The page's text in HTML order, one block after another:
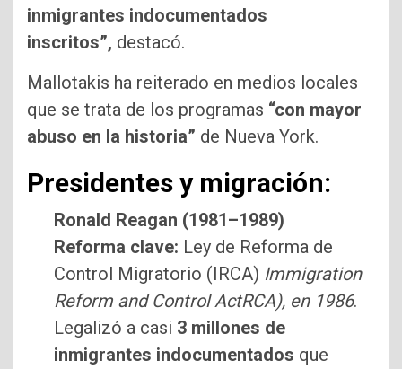
inmigrantes indocumentados
inscritos”, destacó.
Mallotakis ha reiterado en medios locales
que se trata de los programas “con mayor
abuso en la historia” de Nueva York.
Presidentes y migración:
Ronald Reagan (1981–1989)
Reforma clave: Ley de Reforma de
Control Migratorio (IRCA) Immigration
Reform and Control ActRCA), en 1986.
Legalizó a casi 3 millones de
inmigrantes indocumentados que